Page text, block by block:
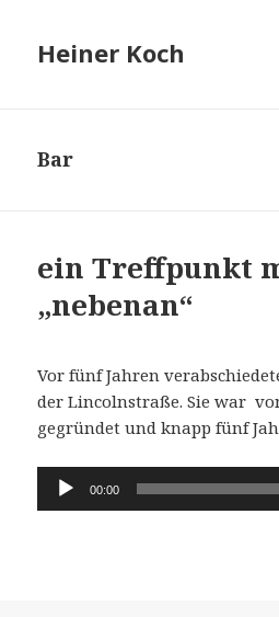
Heiner Koch
Bar
ein Treffpunkt
„nebenan“
Vor fünf Jahren
der Lincolnstraße. Sie war
gegründet und knapp fünf
Audio-
00:00